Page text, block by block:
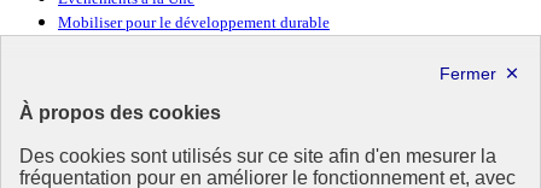
À propos des cookies
Des cookies sont utilisés sur ce site afin d'en mesurer la
fréquentation pour en améliorer le fonctionnement et, avec
Mobiliser pour le développement durable
Ressources
Ressources